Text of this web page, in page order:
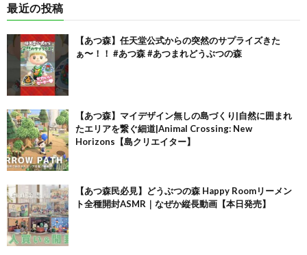
最近の投稿
【あつ森】任天堂公式からの突然のサプライズきた
ぁ〜！！ #あつ森 #あつまれどうぶつの森
【あつ森】マイデザイン無しの島づくり|自然に囲まれ
たエリアを繋ぐ細道|Animal Crossing: New
Horizons【島クリエイター】
【あつ森民必見】どうぶつの森 Happy Roomリーメン
ト全種開封ASMR｜なぜか縦長動画【本日発売】